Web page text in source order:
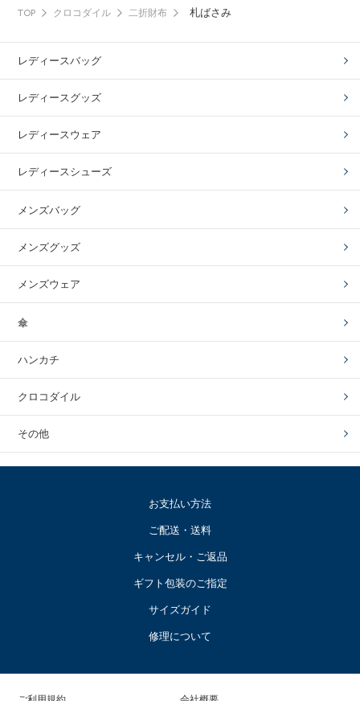
TOP クロコダイル 二折財布 札ばさみ
レディースバッグ
レディースグッズ
レディースウェア
レディースシューズ
メンズバッグ
メンズグッズ
メンズウェア
傘
ハンカチ
クロコダイル
その他
お支払い方法
ご配送・送料
キャンセル・ご返品
ギフト包装のご指定
サイズガイド
修理について